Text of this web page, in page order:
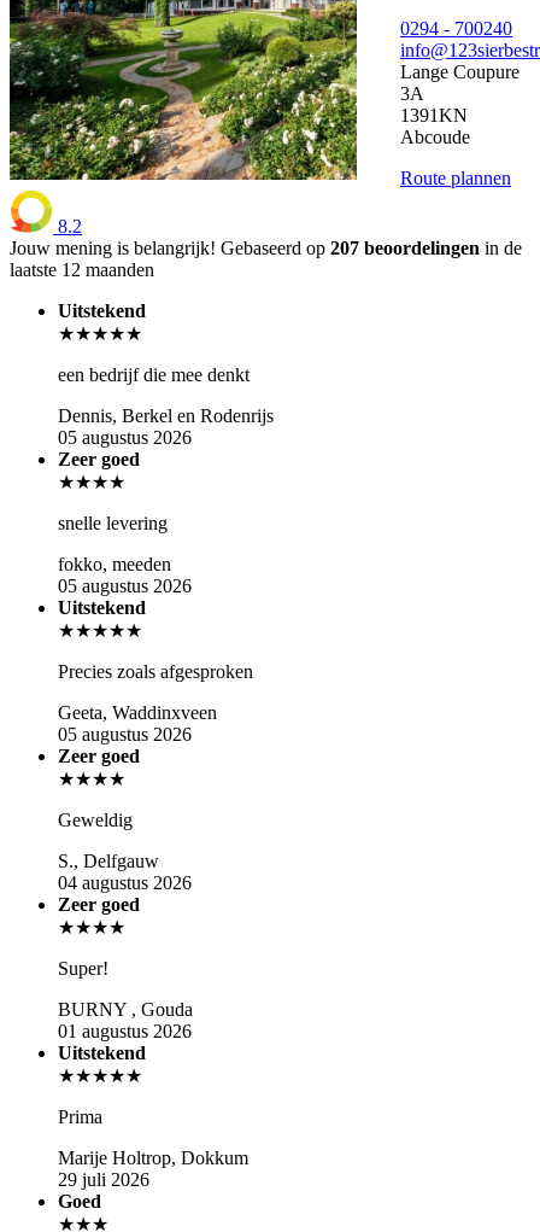
0294 - 700240
Lange Coupure
3A
1391KN
Abcoude
Route plannen
8.2
Jouw mening is belangrijk! Gebaseerd op 207 beoordelingen in de
laatste 12 maanden
Uitstekend
★★★★★
een bedrijf die mee denkt
Dennis, Berkel en Rodenrijs
05 augustus 2026
Zeer goed
★★★★
snelle levering
fokko, meeden
05 augustus 2026
Uitstekend
★★★★★
Precies zoals afgesproken
Geeta, Waddinxveen
05 augustus 2026
Zeer goed
★★★★
Geweldig
S., Delfgauw
04 augustus 2026
Zeer goed
★★★★
Super!
BURNY , Gouda
01 augustus 2026
Uitstekend
★★★★★
Prima
Marije Holtrop, Dokkum
29 juli 2026
Goed
★★★